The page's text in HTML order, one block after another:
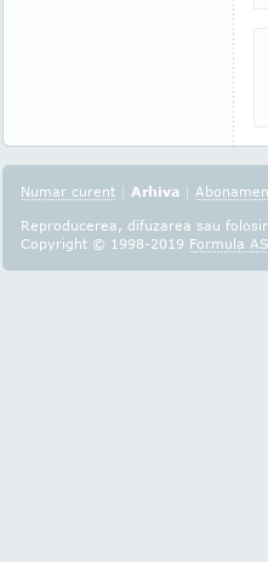
Numar curent | Arhiva |
Reproducerea, difuzarea sau
Copyright © 1998-2019 Formula AS